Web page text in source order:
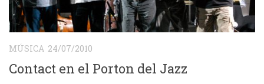
MÚSICA 24/07/2010
Contact en el Porton del Jazz